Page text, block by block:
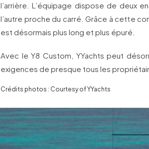
l’arrière. L’équipage dispose de deux
l’autre proche du carré. Grâce à cette
est désormais plus long et plus épuré.
Avec le Y8 Custom, YYachts peut
exigences de presque tous les
Crédits photos : Courtesy of YYachts